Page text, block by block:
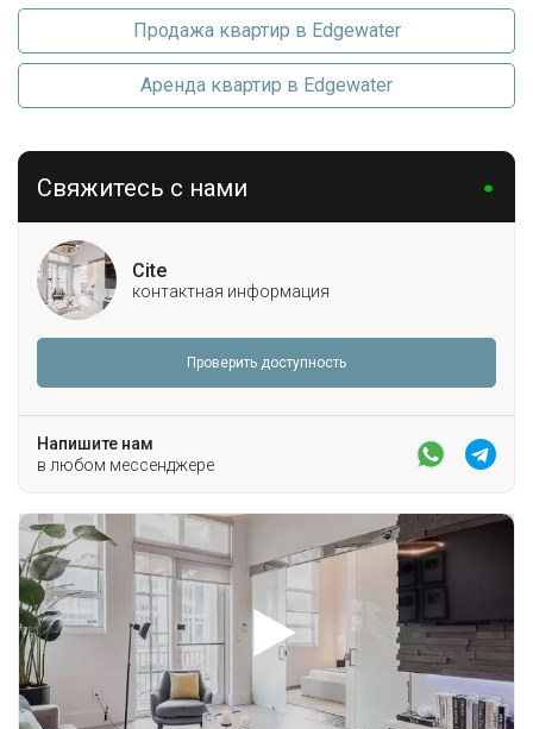
Продажа квартир в Edgewater
Аренда квартир в Edgewater
Свяжитесь с нами
Cite
контактная информация
Проверить доступность
Напишите нам
в любом мессенджере